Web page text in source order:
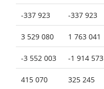
-337 923 -337 923
3 529 080 1 763 041
-3 552 003 -1 914 573
415 070 325 245